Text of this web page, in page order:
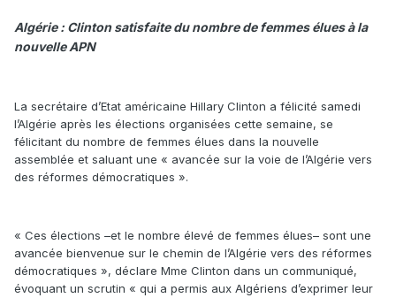
Algérie : Clinton satisfaite du nombre de femmes élues à la
nouvelle APN
La secrétaire d’Etat américaine Hillary Clinton a félicité samedi
l’Algérie après les élections organisées cette semaine, se
félicitant du nombre de femmes élues dans la nouvelle
assemblée et saluant une « avancée sur la voie de l’Algérie vers
des réformes démocratiques ».
« Ces élections –et le nombre élevé de femmes élues– sont une
avancée bienvenue sur le chemin de l’Algérie vers des réformes
démocratiques », déclare Mme Clinton dans un communiqué,
évoquant un scrutin « qui a permis aux Algériens d’exprimer leur